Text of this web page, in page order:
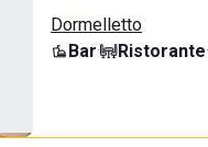
Dormelletto
Bar· Ristorante·